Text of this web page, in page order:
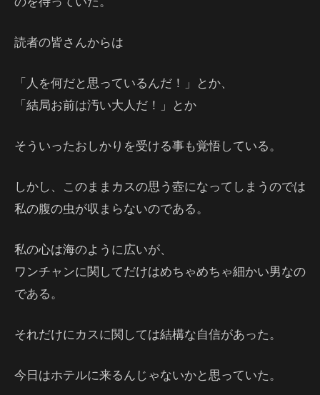
読者の皆さんからは
「人を何だと思っているんだ！」とか、
「結局お前は汚い大人だ！」とか
そういったおしかりを受ける事も覚悟している。
しかし、このままカスの思う壺になってしまうのでは
私の腹の虫が収まらないのである。
私の心は海のように広いが、
ワンチャンに関してだけはめちゃめちゃ細かい男なの
である。
それだけにカスに関しては結構な自信があった。
今日はホテルに来るんじゃないかと思っていた。